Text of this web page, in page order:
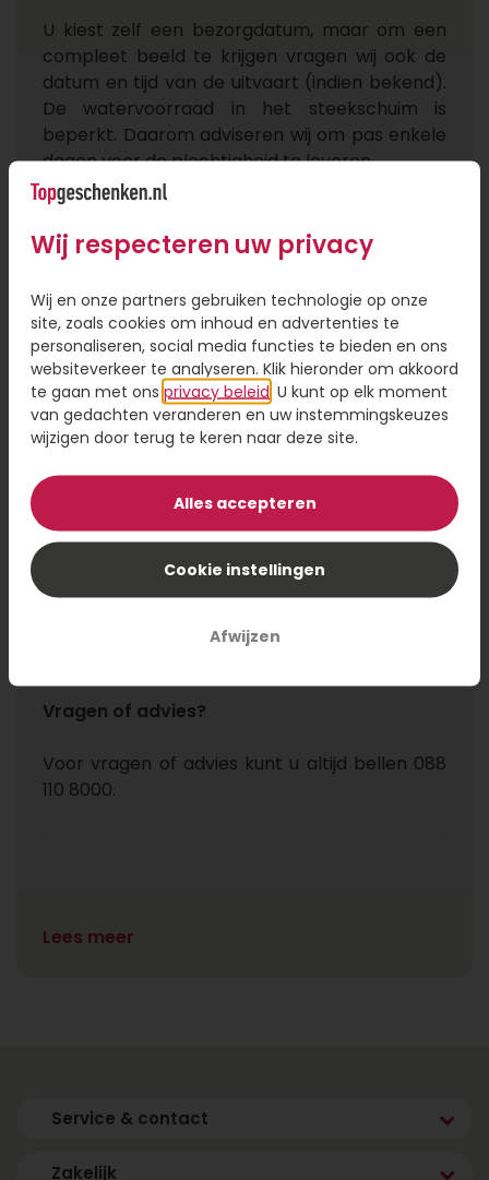
U kiest zelf een bezorgdatum, maar om een
compleet beeld te krijgen vragen wij ook de
datum en tijd van de uitvaart (indien bekend).
De watervoorraad in het steekschuim is
beperkt. Daarom adviseren wij om pas enkele
dagen voor de plechtigheid te leveren.
Op deze manier bent u er zeker van dat de
bloemen bij de plechtigheid nog mooi zijn.
Gepaste tekst rouwlint of kaart
Bij rouwbloemen richt u de tekst aan de
overledene. U kunt denken aan een
persoonlijke tekst of meer standaard teksten
alsEen Laatste Groetof Rust Zacht. Vergeet
ook niet de afzender te vermelden. Tijdens het
bestellen kunt u kiezen voor een rouwlint (2
stroken) of een kaart.
Extra urgentie en zorg
Rouwbestellingen worden bij Topbloemen met
extra zorg en urgentie in behandeling
Vragen of advies?
Voor vragen of advies kunt u altijd bellen 088
110 8000.
Lees meer
Service & contact
Zakelijk
Wij respecteren uw privacy
Wij en onze partners gebruiken technologie op onze
site, zoals cookies om inhoud en advertenties te
personaliseren, social media functies te bieden en ons
websiteverkeer te analyseren. Klik hieronder om akkoord
te gaan met ons privacy beleid . U kunt op elk moment
van gedachten veranderen en uw instemmingskeuzes
wijzigen door terug te keren naar deze site.
Alles accepteren
Cookie instellingen
Afwijzen